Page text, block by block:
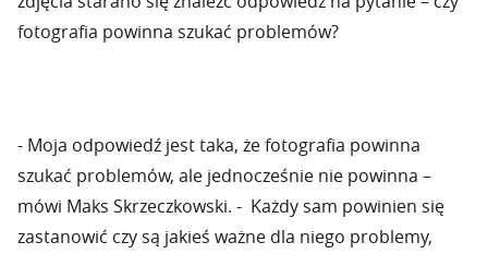
fotografia powinna szukać problemów?
- Moja odpowiedź jest taka, że fotografia powinna
szukać problemów, ale jednocześnie nie powinna –
mówi Maks Skrzeczkowski. - Każdy sam powinien się
zastanowić czy są jakieś ważne dla niego problemy,